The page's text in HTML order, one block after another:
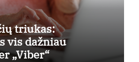
triukas:
vis dažniau
„Viber“